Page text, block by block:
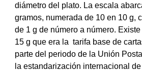
diámetro del plato. La escala
gramos, numerada de 10 en 10 g,
de 1 g de número a número.
15 g que era la tarifa base de
parte del periodo de la Unión
la estandarización internacional